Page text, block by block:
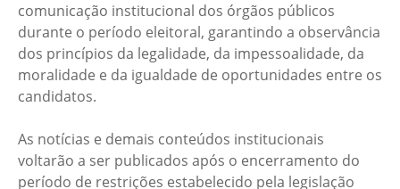
comunicação institucional dos órgãos públicos
durante o período eleitoral, garantindo a observância
dos princípios da legalidade, da impessoalidade, da
moralidade e da igualdade de oportunidades entre os
candidatos.
As notícias e demais conteúdos institucionais
voltarão a ser publicados após o encerramento do
período de restrições estabelecido pela legislação